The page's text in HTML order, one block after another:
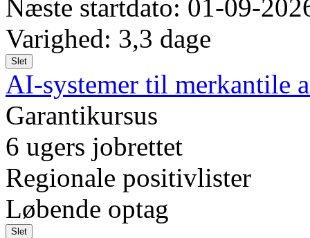
Næste startdato: 01-09-
Varighed: 3,3 dage
Slet
AI-systemer til merkantile
Garantikursus
6 ugers jobrettet
Regionale positivlister
Løbende optag
Slet